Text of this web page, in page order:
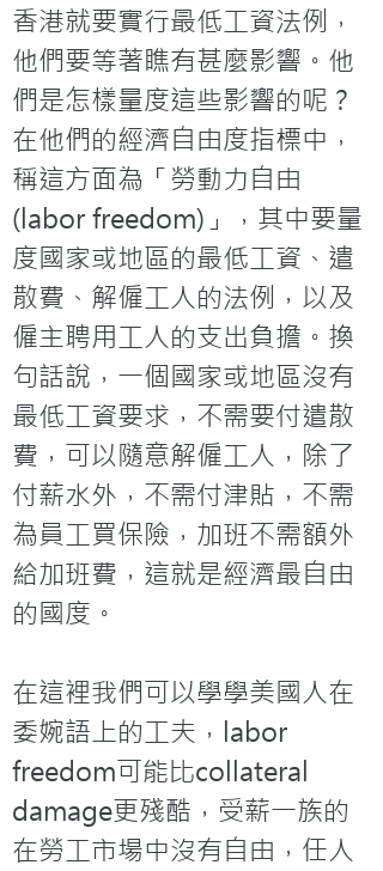
香港就要實行最低工資法例，
他們要等著瞧有甚麼影響。他
們是怎樣量度這些影響的呢？
在他們的經濟自由度指標中，
稱這方面為「勞動力自由
(labor freedom)」，其中要量
度國家或地區的最低工資、遣
散費、解僱工人的法例，以及
僱主聘用工人的支出負擔。換
句話說，一個國家或地區沒有
最低工資要求，不需要付遣散
費，可以隨意解僱工人，除了
付薪水外，不需付津貼，不需
為員工買保險，加班不需額外
給加班費，這就是經濟最自由
的國度。
在這裡我們可以學學美國人在
委婉語上的工夫，labor
freedom可能比collateral
damage更殘酷，受薪一族的
在勞工市場中沒有自由，任人